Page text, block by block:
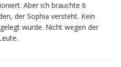
Aber ich brauchte 6
der Sophia versteht. Kein
wurde. Nicht wegen der